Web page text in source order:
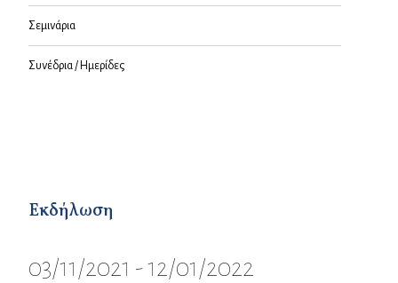
Σεμινάρια
Συνέδρια / Ημερίδες
Εκδήλωση
03/11/2021 - 12/01/2022